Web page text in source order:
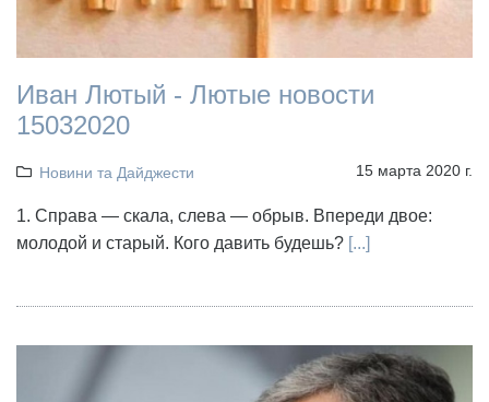
Иван Лютый - Лютые новости
15032020
Новини та Дайджести 15 марта 2020 г.
1. Справа — скала, слева — обрыв. Впереди двое:
молодой и старый. Кого давить будешь? [...]